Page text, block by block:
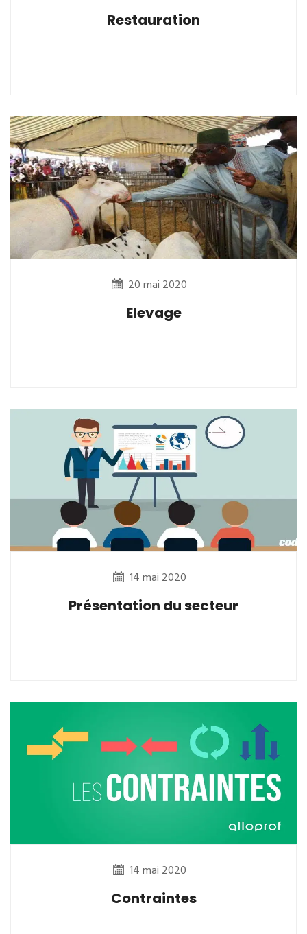
Restauration
20 mai 2020
Elevage
14 mai 2020
Présentation du secteur
14 mai 2020
Contraintes